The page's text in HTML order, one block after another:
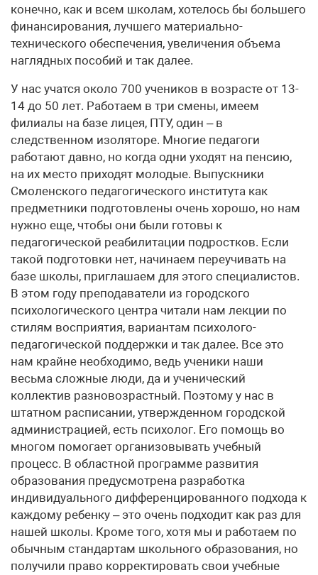
конечно, как и всем школам, хотелось бы большего
финансирования, лучшего материально-
технического обеспечения, увеличения объема
наглядных пособий и так далее.
У нас учатся около 700 учеников в возрасте от 13-
14 до 50 лет. Работаем в три смены, имеем
филиалы на базе лицея, ПТУ, один – в
следственном изоляторе. Многие педагоги
работают давно, но когда одни уходят на пенсию,
на их место приходят молодые. Выпускники
Смоленского педагогического института как
предметники подготовлены очень хорошо, но нам
нужно еще, чтобы они были готовы к
педагогической реабилитации подростков. Если
такой подготовки нет, начинаем переучивать на
базе школы, приглашаем для этого специалистов.
В этом году преподаватели из городского
психологического центра читали нам лекции по
стилям восприятия, вариантам психолого-
педагогической поддержки и так далее. Все это
нам крайне необходимо, ведь ученики наши
весьма сложные люди, да и ученический
коллектив разновозрастный. Поэтому у нас в
штатном расписании, утвержденном городской
администрацией, есть психолог. Его помощь во
многом помогает организовывать учебный
процесс. В областной программе развития
образования предусмотрена разработка
индивидуального дифференцированного подхода к
каждому ребенку – это очень подходит как раз для
нашей школы. Кроме того, хотя мы и работаем по
обычным стандартам школьного образования, но
получили право корректировать свои учебные